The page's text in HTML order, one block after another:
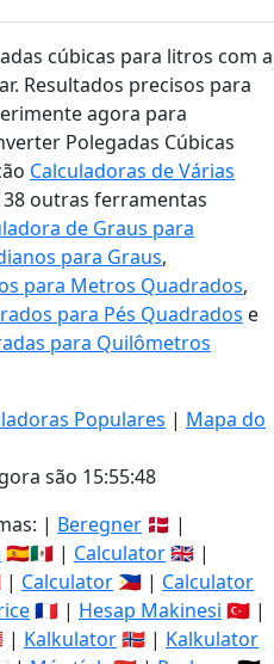
cúbicas para litros com a
Resultados precisos para
agora para
Polegadas Cúbicas
Calculadoras de Várias
outras ferramentas
de Graus para
para Graus,
para Metros Quadrados,
para Pés Quadrados e
para Quilômetros
Populares | Mapa do
são 15:55:49
| Beregner 🇩🇰 |
🇪🇸🇲🇽 | Calculator🇬🇧 |
| Calculator 🇵🇭 | Calculator
🇫🇷 | Hesap Makinesi 🇹🇷 |
| Kalkulator🇳🇴 | Kalkulator